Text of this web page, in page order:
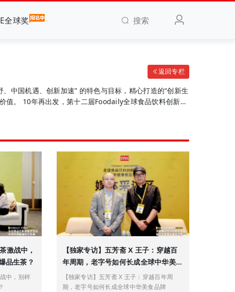
全球奖 搜索
返回专栏
中国机遇、创新加速” 的特色与目标，精心打造的“创新生
值。 10年再出发，第十二届Foodaily全球食品饮料创新博
激战中，
品生茶？
中，别样
【独家专访】五芳斋 X 王子：穿越百
年周期，老字号如何长成全球中华美食
品牌
【独家专访】五芳斋 X 王子：穿越百年周
期，老字号如何长成全球中华美食品牌